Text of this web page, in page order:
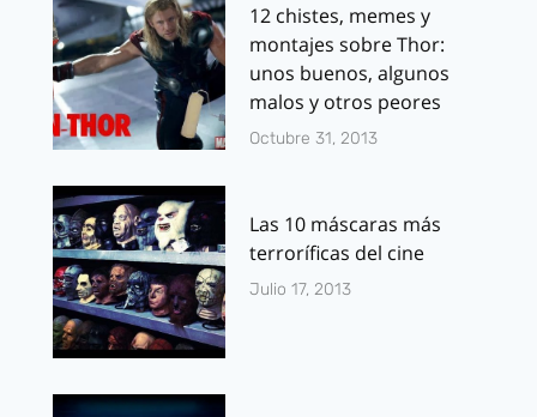
12 chistes, memes y
montajes sobre Thor:
unos buenos, algunos
malos y otros peores
Octubre 31, 2013
Las 10 máscaras más
terroríficas del cine
Julio 17, 2013